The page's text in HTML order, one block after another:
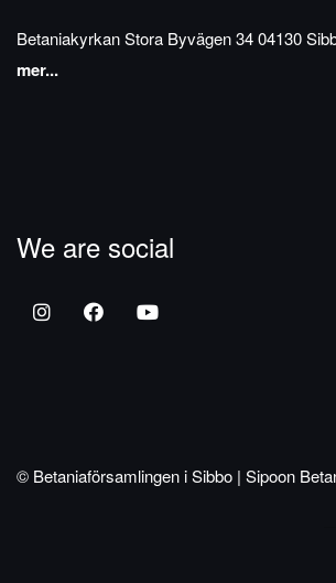
BetaniakyrkanStora Byvägen 3404130
mer...
We are social
© Betaniaförsamlingen i Sibbo | Sipoon